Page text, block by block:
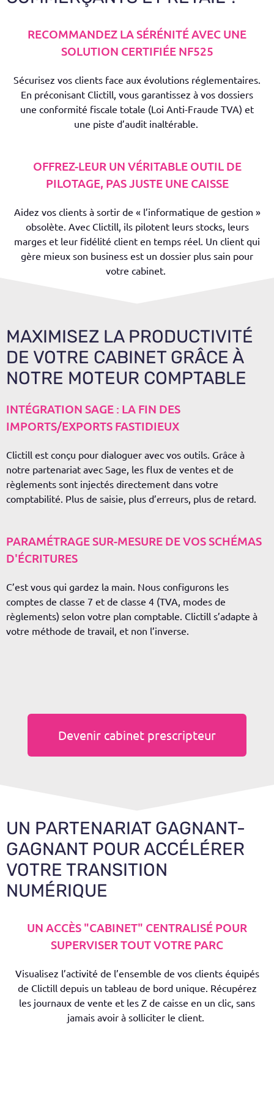
RECOMMANDEZ LA SÉRÉNITÉ AVEC UNE
SOLUTION CERTIFIÉE NF525
Sécurisez vos clients face aux évolutions réglementaires.
En préconisant Clictill, vous garantissez à vos dossiers
une conformité fiscale totale (Loi Anti-Fraude TVA) et
une piste d’audit inaltérable.
OFFREZ-LEUR UN VÉRITABLE OUTIL DE
PILOTAGE, PAS JUSTE UNE CAISSE
Aidez vos clients à sortir de « l’informatique de gestion »
obsolète. Avec Clictill, ils pilotent leurs stocks, leurs
marges et leur fidélité client en temps réel. Un client qui
gère mieux son business est un dossier plus sain pour
votre cabinet.
MAXIMISEZ LA PRODUCTIVITÉ
DE VOTRE CABINET GRÂCE À
NOTRE MOTEUR COMPTABLE
INTÉGRATION SAGE : LA FIN DES
IMPORTS/EXPORTS FASTIDIEUX
Clictill est conçu pour dialoguer avec vos outils. Grâce à
notre partenariat avec Sage, les flux de ventes et de
règlements sont injectés directement dans votre
comptabilité. Plus de saisie, plus d’erreurs, plus de retard.
PARAMÉTRAGE SUR-MESURE DE VOS SCHÉMAS
D'ÉCRITURES
C’est vous qui gardez la main. Nous configurons les
comptes de classe 7 et de classe 4 (TVA, modes de
règlements) selon votre plan comptable. Clictill s’adapte à
votre méthode de travail, et non l’inverse.
Devenir cabinet prescripteur
UN PARTENARIAT GAGNANT-
GAGNANT POUR ACCÉLÉRER
VOTRE TRANSITION
NUMÉRIQUE
UN ACCÈS "CABINET" CENTRALISÉ POUR
SUPERVISER TOUT VOTRE PARC
Visualisez l’activité de l’ensemble de vos clients équipés
de Clictilldepuis un tableau de bord unique. Récupérez
les journaux de vente et les Z de caisse en un clic, sans
jamais avoir à solliciter le client.